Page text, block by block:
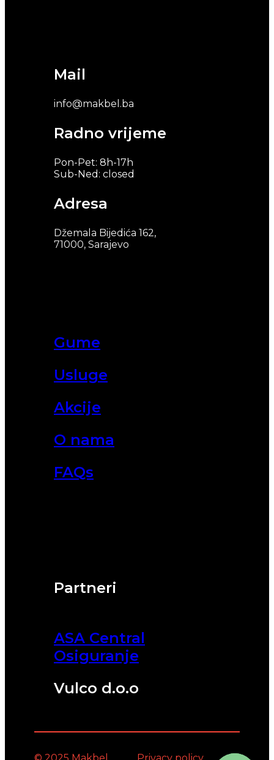
Partneri
ASA Central
Osiguranje
Vulco d.o.o
Gume
Usluge
Akcije
O nama
FAQs
Mail
info@makbel.ba
Radno vrijeme
Pon-Pet: 8h-17h
Sub-Ned: closed
Adresa
Džemala Bijedića 162,
71000, Sarajevo